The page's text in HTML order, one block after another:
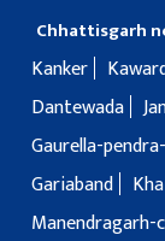
Chhattisgarh
Kanker
Dantewada
Gaurella-
Gariaband